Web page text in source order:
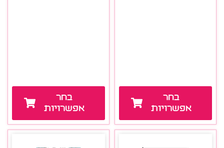
בחר
אפשרויות
בחר
אפשרויות